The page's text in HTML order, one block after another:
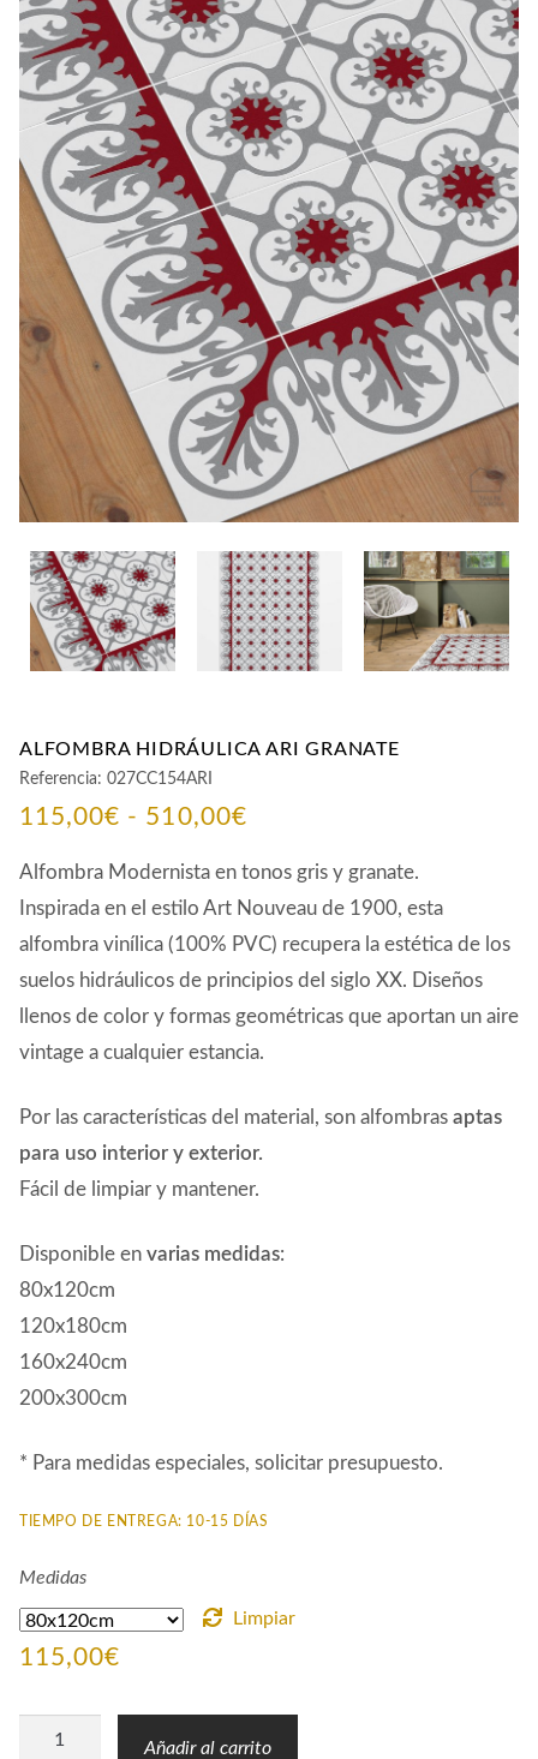
CONTACTO
ALFOMBRA HIDRÁULICA ARI GRANATE
Referencia: 027CC154ARI
115,00€ - 510,00€Rango
de
precios:
desde
115,00€
hasta
Alfombra Modernista en tonos gris y granate.
Inspirada en el estilo Art Nouveau de 1900, esta
alfombra vinílica (100% PVC) recupera la estética de los
suelos hidráulicos de principios del siglo XX. Diseños
llenos de color y formas geométricas que aportan un aire
vintage a cualquier estancia.
Por las características del material, son alfombras aptas
para uso interior y exterior.
Fácil de limpiar y mantener.
Disponible en varias medidas:
80x120cm
120x180cm
160x240cm
200x300cm
* Para medidas especiales, solicitar presupuesto.
TIEMPO DE ENTREGA: 10-15 DÍAS
Medidas
Limpiar
115,00€
Alfombra
Añadir al carrito